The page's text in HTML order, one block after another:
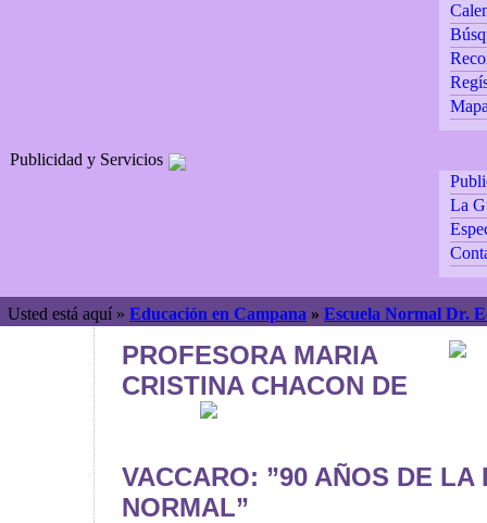
Publicidad y Servicios
La
Usted está aquí » Educación en Campana » Escuela Normal Dr.
PROFESORA MARIA
CRISTINA CHACON DE
VACCARO: ”90 AÑOS DE LA
NORMAL”